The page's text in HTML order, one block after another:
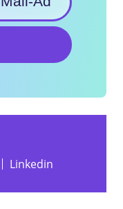
Linkedin